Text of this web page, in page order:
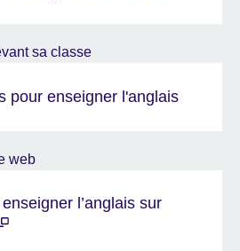
pour enseigner l'anglais
l’anglais sur